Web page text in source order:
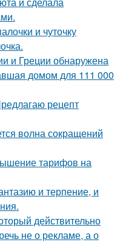
и чуточку
и Греции обнаружена
домом для 111 000
рецепт
волна сокращений
тарифов на
и терпение, и
действительно
не о рекламе, а о